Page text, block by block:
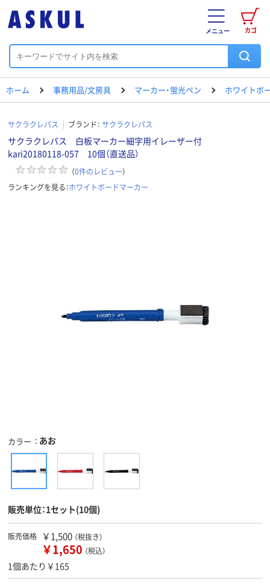
カゴ
メニュー
ホーム 事務用品/文房具 マーカー・蛍光ペン ホワイトボ
サクラクレパス ブランド： サクラクレパス
サクラクレパス 白板マーカー細字用イレーザー付
kari20180118-057 10個（直送品）
（0件のレビュー）
ランキングを見る：ホワイトボードマーカー
カラー あお
販売単位：1セット(10個)
販売価格 ￥1,500 （税抜き）
￥1,650 （税込）
1個あたり￥165